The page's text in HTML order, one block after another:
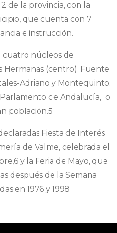
de la provincia, con la
que cuenta con 7
e instrucción.
cuatro núcleos de
Hermanas (centro), Fuente
Adriano y Montequinto.
de Andalucía, lo
población.5​
Fiesta de Interés
de Valme, celebrada el
y la Feria de Mayo, que
después de la Semana
en 1976 y 1998